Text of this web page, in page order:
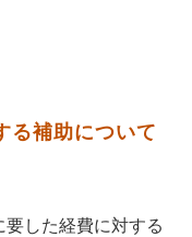
る補助について
した経費に対する